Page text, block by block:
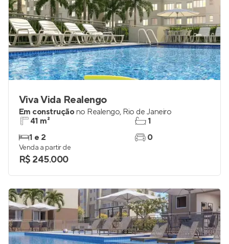
Viva Vida Realengo
Em construçãono Realengo, Rio de Janeiro
41 m²
1 e 2
1
0
Venda a partir de
R$ 245.000